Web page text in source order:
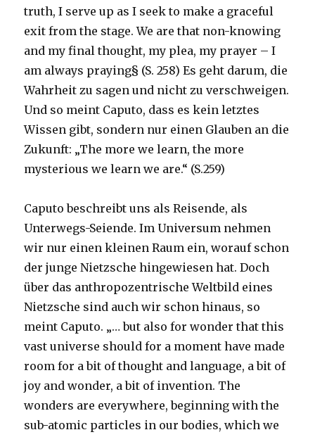
truth, I serve up as I seek to make a graceful
exit from the stage. We are that non-knowing
and my final thought, my plea, my prayer – I
am always praying§ (S. 258) Es geht darum, die
Wahrheit zu sagen und nicht zu verschweigen.
Und so meint Caputo, dass es kein letztes
Wissen gibt, sondern nur einen Glauben an die
Zukunft: „The more we learn, the more
mysterious we learn we are.“ (S.259)
Caputo beschreibt uns als Reisende, als
Unterwegs-Seiende. Im Universum nehmen
wir nur einen kleinen Raum ein, worauf schon
der junge Nietzsche hingewiesen hat. Doch
über das anthropozentrische Weltbild eines
Nietzsche sind auch wir schon hinaus, so
meint Caputo. „… but also for wonder that this
vast universe should for a moment have made
room for a bit of thought and language, a bit of
joy and wonder, a bit of invention. The
wonders are everywhere, beginning with the
sub-atomic particles in our bodies, which we